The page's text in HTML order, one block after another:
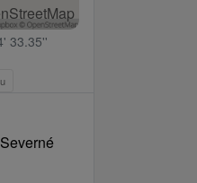
33.35''